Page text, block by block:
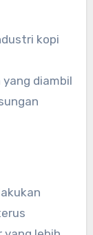
kopi
diambil